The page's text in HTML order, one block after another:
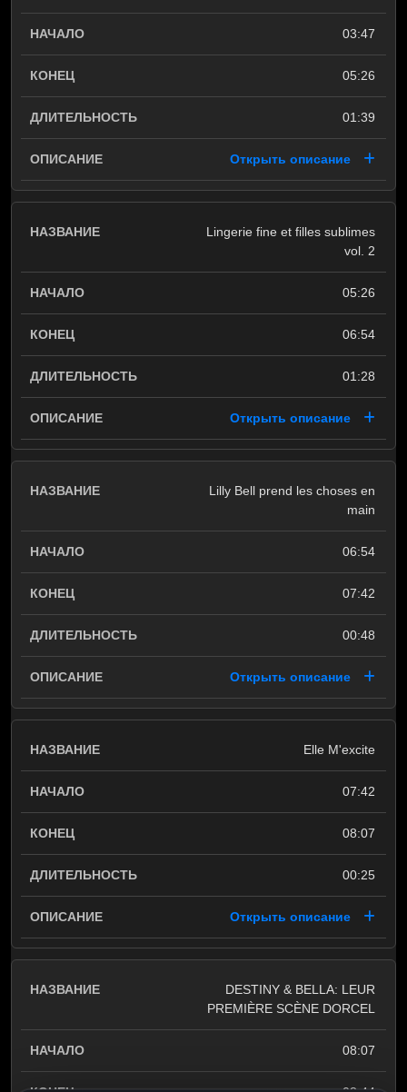
03:47
05:26
01:39
Открыть описание
Lingerie fine et filles sublimes
vol. 2
05:26
06:54
01:28
Открыть описание
Lilly Bell prend les choses en
main
06:54
07:42
00:48
Открыть описание
Elle M'excite
07:42
08:07
00:25
Открыть описание
DESTINY & BELLA: LEUR
PREMIÈRE SCÈNE DORCEL
08:07